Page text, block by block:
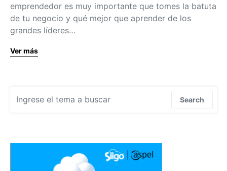
emprendedor es muy importante que tomes la batuta
de tu negocio y qué mejor que aprender de los
grandes líderes…
Ver más
Search